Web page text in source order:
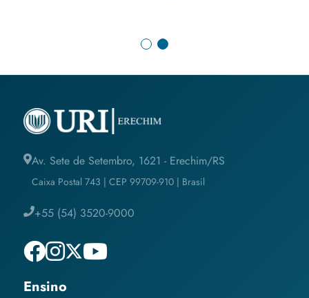
Av. Sete de Setembro, 1621 - Erechim/RS
Caixa Postal 743 | CEP 99709-910 | Brasil
+55 (54) 3520-9000
Ensino